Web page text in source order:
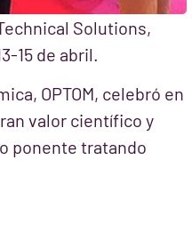
Solutions,
15 de abril.
OPTOM, celebró en
valor científico y
ponente tratando